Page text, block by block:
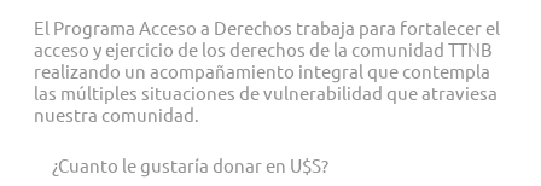
El Programa Acceso a Derechos trabaja para fortalecer el
acceso y ejercicio de los derechos de la comunidad TTNB
realizando un acompañamiento integral que contempla
las múltiples situaciones de vulnerabilidad que atraviesa
nuestra comunidad.
¿Cuanto le gustaría donar en U$S?